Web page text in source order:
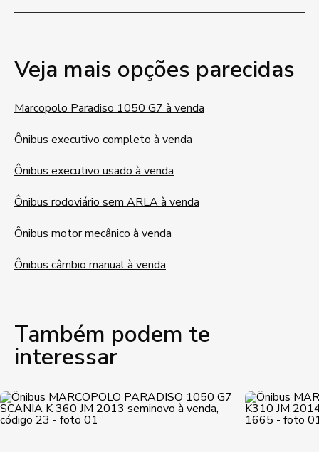
Veja mais opções parecidas
Marcopolo Paradiso 1050 G7 à venda
Ônibus executivo completo à venda
Ônibus executivo usado à venda
Ônibus rodoviário sem ARLA à venda
Ônibus motor mecânico à venda
Ônibus câmbio manual à venda
Também podem te
interessar